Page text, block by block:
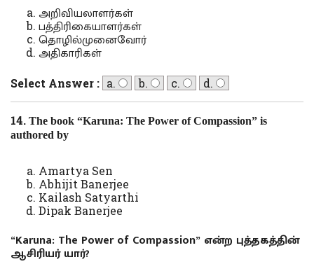
அறிவியலாளர்கள்
பத்திரிகையாளர்கள்
தொழில்முனைவோர்
அதிகாரிகள்
Select Answer : a. b. c. d.
14.The book “Karuna: The Power of Compassion” is
authored by
Amartya Sen
Abhijit Banerjee
Kailash Satyarthi
Dipak Banerjee
“Karuna: The Power of Compassion” என்ற புத்தகத்தின்
ஆசிரியர் யார்?